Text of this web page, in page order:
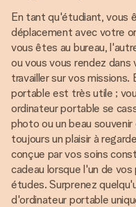
En tant qu'étudiant, vous
déplacement avec votre
vous êtes au bureau,
ou vous vous rendez
travailler sur vos
portable est très utile ;
ordinateur portable se
photo ou un beau
toujours un plaisir à
conçue par vos soins
cadeau lorsque l'un de
études. Surprenez
d'ordinateur portable